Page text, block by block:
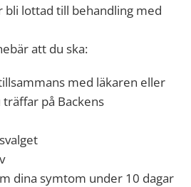
bli lottad till behandling med
att du ska:
med läkaren eller
på Backens
dina symtom under 10 dagar